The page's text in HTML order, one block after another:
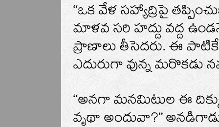
‘‘ఒక వేళ సహ్యాద్రిపై
మాళవ సరి హద్దు వద్ద
ప్రాణాలు తీసెదరు. ఈ పాటికే
ఎదురుగా వున్న మరొకడు
‘‘అనగా మనమిటుల ఈ
వృథా అందువా?’’